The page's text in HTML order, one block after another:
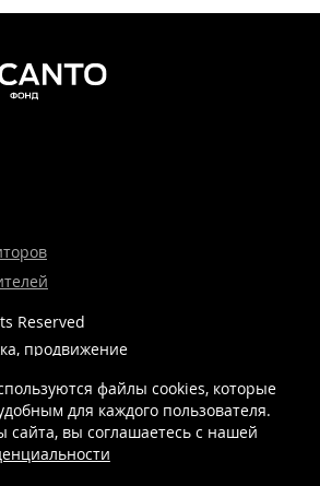
Reserved
продвижение
файлы cookies, которые
для каждого пользователя.
сайта, вы соглашаетесь c нашей